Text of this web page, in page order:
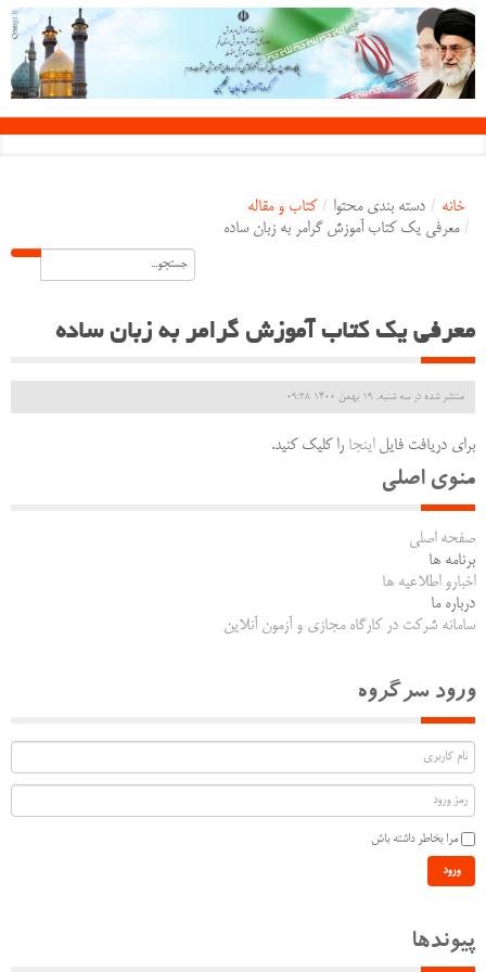
خانه / دسته بندی محتوا / کتاب و مقاله
/ معرفی یک کتاب آموزش گرامر به زبان ساده
معرفی یک کتاب آموزش گرامر به زبان ساده
منتشر شده در سه شنبه, 19 بهمن 1400 09:28
برای دریافت فایلاینجا را کلیک کنید.
منوی اصلی
صفحه اصلی
برنامه ها
اخبارو اطلاعیه ها
درباره ما
سامانه شرکت در کارگاه مجازی و آزمون آنلاین
ورود سرگروه
مرا بخاطر داشته باش
ورود
پیوندها